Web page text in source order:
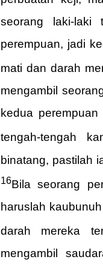
seorang laki-laki
perempuan, jadi
mati dan darah
mengambil
kedua
tengah-tengah
binatang, pastilah
16Bila seorang
haruslah
darah mereka
mengambil